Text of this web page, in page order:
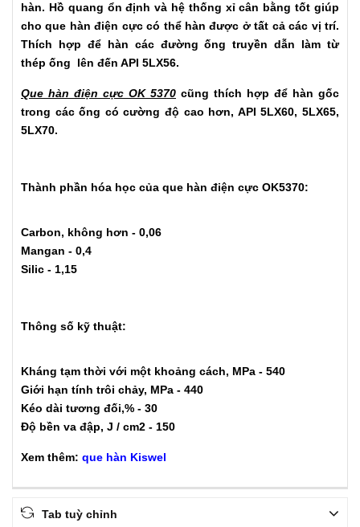
hàn. Hồ quang ổn định và hệ thống xỉ cân bằng tốt giúp
cho que hàn điện cực có thể hàn được ở tất cả các vị trí.
Thích hợp để hàn các đường ống truyền dẫn làm từ
thép ống lên đến API 5LX56.
Que hàn điện cực OK 5370 cũng thích hợp để hàn gốc
trong các ống có cường độ cao hơn, API 5LX60, 5LX65,
5LX70.
Thành phần hóa học của que hàn điện cực OK5370:
Carbon, không hơn - 0,06
Mangan - 0,4
Silic - 1,15
Thông số kỹ thuật:
Kháng tạm thời với một khoảng cách, MPa - 540
Giới hạn tính trôi chảy, MPa - 440
Kéo dài tương đối,% - 30
Độ bền va đập, J / cm2 - 150
Xem thêm: que hàn Kiswel
Tab tuỳ chỉnh